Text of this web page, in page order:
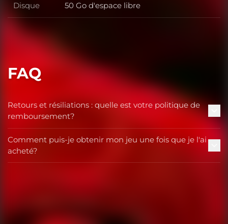
Disque Disque
50 Go d'espace libre
FAQ
Retours et résiliations : quelle est votre politique de
remboursement?
Comment puis-je obtenir mon jeu une fois que je l'ai
acheté?